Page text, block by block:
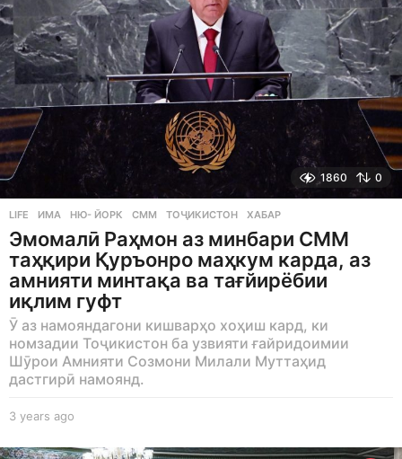
1860 0
LIFE ИМА ,НЮ- ЙОРК ,СММ ,ТОҶИКИСТОН ,ХАБАР
Эмомалӣ Раҳмон аз минбари СММ
таҳқири Қуръонро маҳкум карда, аз
амнияти минтақа ва тағйирёбии
иқлим гуфт
Ӯ аз намояндагони кишварҳо хоҳиш кард, ки
номзадии Тоҷикистон ба узвияти ғайридоимии
Шӯрои Амнияти Созмони Милали Муттаҳид
дастгирӣ намоянд.
3 years ago
e